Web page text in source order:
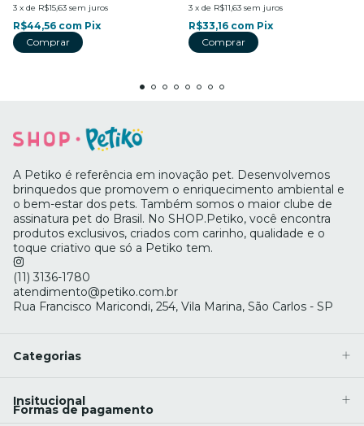
3 x de R$15,63 sem juros
R$44,56 com Pix
3 x de R$11,63 sem juros
R$33,16 com Pix
A Petiko é referência em inovação pet. Desenvolvemos
brinquedos que promovem o enriquecimento ambiental e
o bem-estar dos pets. Também somos o maior clube de
assinatura pet do Brasil. No SHOP.Petiko, você encontra
produtos exclusivos, criados com carinho, qualidade e o
toque criativo que só a Petiko tem.
(11) 3136-1780
atendimento@petiko.com.br
Rua Francisco Maricondi, 254, Vila Marina, São Carlos - SP
Categorias
Insitucional
Formas de pagamento